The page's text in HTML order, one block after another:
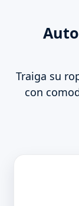
Traiga su
con